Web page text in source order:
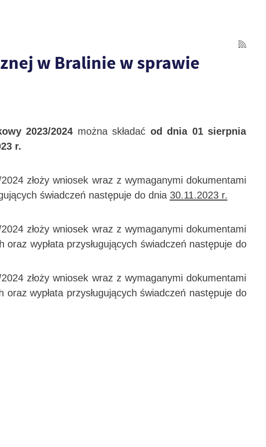
w Bralinie w sprawie
2023/2024 można składać od dnia 01 sierpnia
r.
złoży wniosek wraz z wymaganymi dokumentami
świadczeń następuje do dnia 30.11.2023 r.
złoży wniosek wraz z wymaganymi dokumentami
wypłata przysługujących świadczeń następuje do
złoży wniosek wraz z wymaganymi dokumentami
wypłata przysługujących świadczeń następuje do